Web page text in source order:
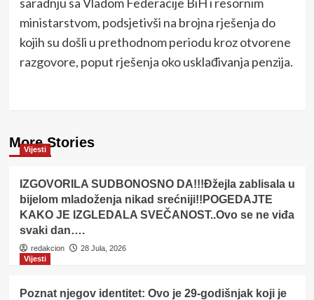
ministarstvom, podsjetivši na brojna rješenja do
kojih su došli u prethodnom periodu kroz otvorene
razgovore, poput rješenja oko usklađivanja penzija.
More Stories
Vijesti
IZGOVORILA SUDBONOSNO DA!!!Đžejla zablisala u
bijelom mladoženja nikad srećniji!!POGEDAJTE
KAKO JE IZGLEDALA SVEČANOST..Ovo se ne viđa
svaki dan….
redakcion
28 Jula, 2026
Vijesti
Poznat njegov identitet: Ovo je 29-godišnjak koji je